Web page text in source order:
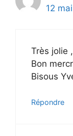
12
Très jolie
Bon
Bisous
Répondre